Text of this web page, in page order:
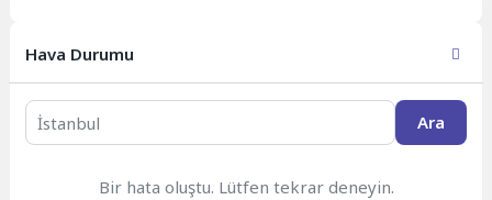
Hava Durumu
Ara
Bir hata oluştu. Lütfen tekrar deneyin.